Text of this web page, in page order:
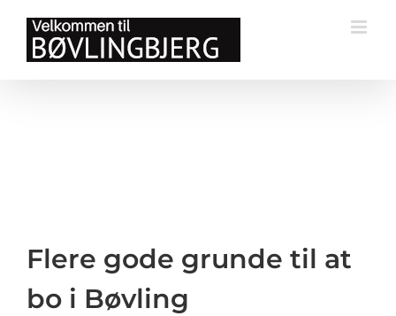
content
Flere gode grunde til at
bo i Bøvling